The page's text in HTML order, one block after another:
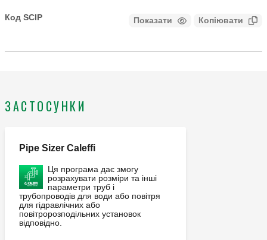
регулювальних клапанів серії 636 з різьбовими
Код SCIP Показати Копіювати
ЗАСТОСУНКИ
Pipe Sizer Caleffi
Ця програма дає змогу
розрахувати розміри та інші
параметри труб і
трубопроводів для води або повітря
для гідравлічних або
повітророзподільних установок
відповідно.